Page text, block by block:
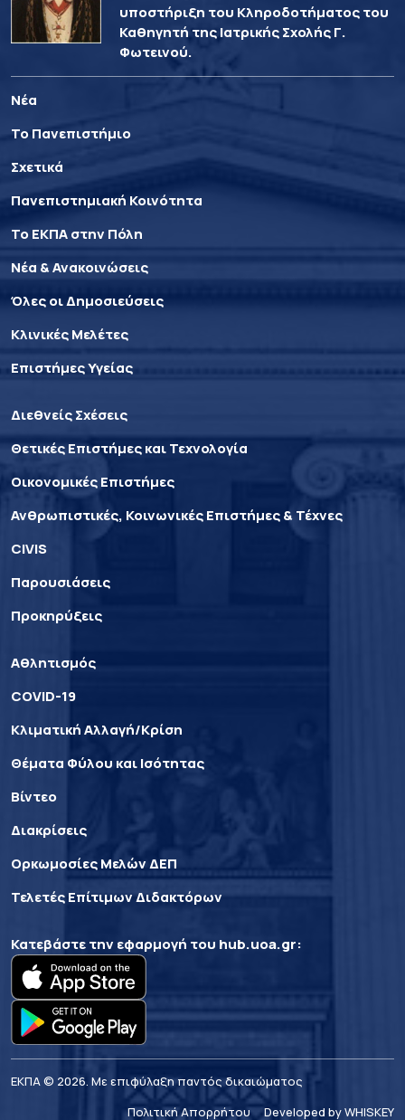
υποστήριξη του Κληροδοτήματος του
Καθηγητή της Ιατρικής Σχολής Γ.
Φωτεινού.
Νέα
Το Πανεπιστήμιο
Σχετικά
Πανεπιστημιακή Κοινότητα
Το ΕΚΠΑ στην Πόλη
Νέα & Ανακοινώσεις
Όλες οι Δημοσιεύσεις
Κλινικές Μελέτες
Επιστήμες Υγείας
Διεθνείς Σχέσεις
Θετικές Επιστήμες και Τεχνολογία
Οικονομικές Επιστήμες
Ανθρωπιστικές, Κοινωνικές Επιστήμες & Τέχνες
CIVIS
Παρουσιάσεις
Προκηρύξεις
Αθλητισμός
COVID-19
Κλιματική Αλλαγή/Κρίση
Θέματα Φύλου και Ισότητας
Βίντεο
Διακρίσεις
Ορκωμοσίες Μελών ΔΕΠ
Τελετές Επίτιμων Διδακτόρων
Κατεβάστε την εφαρμογή του hub.uoa.gr:
ΕΚΠΑ © 2026. Με επιφύλαξη παντός δικαιώματος
Πολιτική Απορρήτου
Developed by WHISKEY